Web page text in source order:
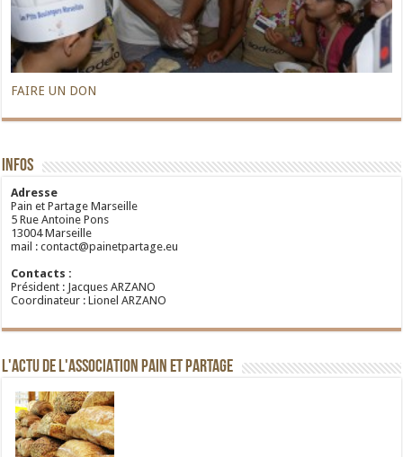
FAIRE UN DON
INFOS
Adresse
Pain et Partage Marseille
5 Rue Antoine Pons
13004 Marseille
mail : contact@painetpartage.eu
Contacts :
Président : Jacques ARZANO
Coordinateur : Lionel ARZANO
L'ACTU DE L'ASSOCIATION PAIN ET PARTAGE